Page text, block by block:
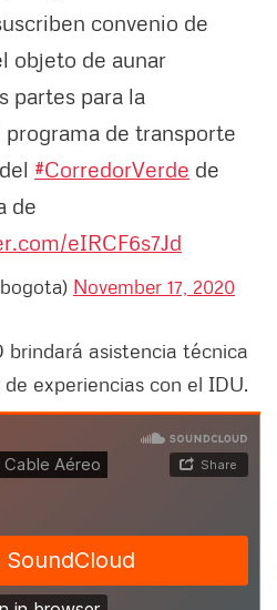
convenio de
objeto de aunar
partes para la
de transporte
#CorredorVerde de
de
eIRCF6s7Jd
November 17, 2020
brindará asistencia técnica
experiencias con el IDU.